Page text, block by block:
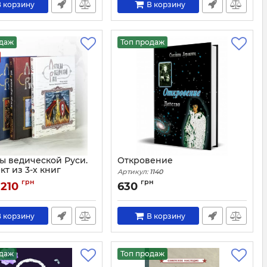
корзину В корзину
ведической Руси.
из 3-х книг
1599 грн
корзину
Топ продаж
Откровение
Артикул: 1140
630 грн
В корзину
Топ продаж